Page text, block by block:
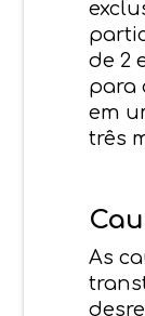
de 2
para
em
três
As